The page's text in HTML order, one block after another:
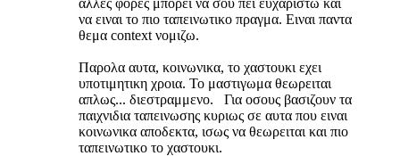
να ειναι το πιο ταπεινωτικο πραγμα. Ειναι παντα
θεμα context νομιζω.
Παρολα αυτα, κοινωνικα, το χαστουκι εχει
υποτιμητικη χροια. Το μαστιγωμα θεωρειται
απλως... διεστραμμενο. Για οσους βασιζουν τα
παιχνιδια ταπεινωσης κυριως σε αυτα που ειναι
κοινωνικα αποδεκτα, ισως να θεωρειται και πιο
ταπεινωτικο το χαστουκι.